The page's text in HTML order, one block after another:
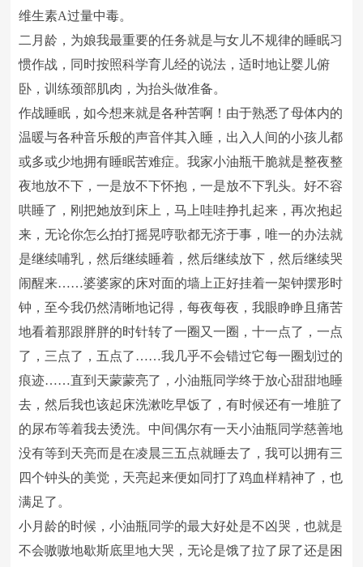
维生素A过量中毒。
二月龄，为娘我最重要的任务就是与女儿不规律的睡眠习
惯作战，同时按照科学育儿经的说法，适时地让婴儿俯
卧，训练颈部肌肉，为抬头做准备。
作战睡眠，如今想来就是各种苦啊！由于熟悉了母体内的
温暖与各种音乐般的声音伴其入睡，出入人间的小孩儿都
或多或少地拥有睡眠苦难症。我家小油瓶干脆就是整夜整
夜地放不下，一是放不下怀抱，一是放不下乳头。好不容
哄睡了，刚把她放到床上，马上哇哇挣扎起来，再次抱起
来，无论你怎么拍打摇晃哼歌都无济于事，唯一的办法就
是继续哺乳，然后继续睡着，然后继续放下，然后继续哭
闹醒来……婆婆家的床对面的墙上正好挂着一架钟摆形时
钟，至今我仍然清晰地记得，每夜每夜，我眼睁睁且痛苦
地看着那跟胖胖的时针转了一圈又一圈，十一点了，一点
了，三点了，五点了……我几乎不会错过它每一圈划过的
痕迹……直到天蒙蒙亮了，小油瓶同学终于放心甜甜地睡
去，然后我也该起床洗漱吃早饭了，有时候还有一堆脏了
的尿布等着我去烫洗。中间偶尔有一天小油瓶同学慈善地
没有等到天亮而是在凌晨三五点就睡去了，我可以拥有三
四个钟头的美觉，天亮起来便如同打了鸡血样精神了，也
满足了。
小月龄的时候，小油瓶同学的最大好处是不凶哭，也就是
不会嗷嗷地歇斯底里地大哭，无论是饿了拉了尿了还是困